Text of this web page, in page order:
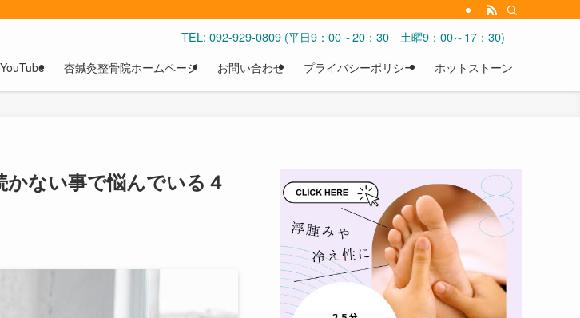
杏鍼灸整骨院ホームページ お問い合わせ プライバシーポリシー ホットストーン
TEL: 092-929-0809 (平日9：00～20：30 土曜9：00～17：30)
ない事で悩んでいる４